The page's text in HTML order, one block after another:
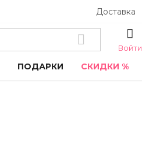
Доставка
Войти
ПОДАРКИ СКИДКИ %